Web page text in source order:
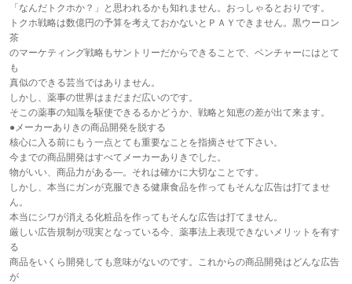
「なんだトクホか？」と思われるかも知れません。おっしゃるとおりです。
トクホ戦略は数億円の予算を考えておかないとＰＡＹできません。黒ウーロン
茶
のマーケティング戦略もサントリーだからできることで、ベンチャーにはとて
も
真似のできる芸当ではありません。
しかし、薬事の世界はまだまだ広いのです。
そこの薬事の知識を駆使できるるかどうか、戦略と知恵の差が出て来ます。
●メーカーありきの商品開発を脱する
核心に入る前にもう一点とても重要なことを指摘させて下さい。
今までの商品開発はすべてメーカーありきでした。
物がいい、商品力がある―。それは確かに大切なことです。
しかし、本当にガンが克服できる健康食品を作ってもそんな広告は打てませ
ん。
本当にシワが消える化粧品を作ってもそんな広告は打てません。
厳しい広告規制が現実となっている今、薬事法上表現できないメリットを有す
る
商品をいくら開発しても意味がないのです。これからの商品開発はどんな広告
が